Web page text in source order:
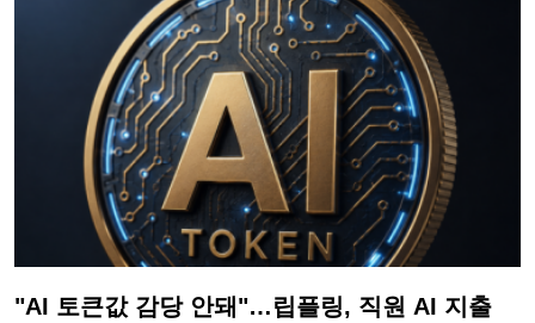
"AI 토큰값 감당 안돼"…립플링, 직원 AI 지출